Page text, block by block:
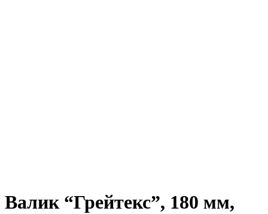
Валик “Грейтекс”, 180 мм,